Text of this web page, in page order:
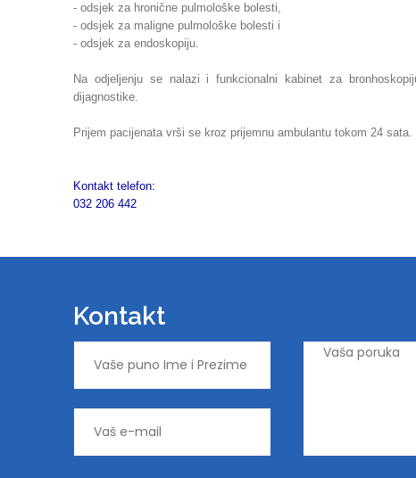
- odsjek za hronične pulmološke bolesti,
- odsjek za maligne pulmološke bolesti i
- odsjek za endoskopiju.
Na odjeljenju se nalazi i funkcionalni kabinet za
dijagnostike.
Prijem pacijenata vrši se kroz prijemnu ambulantu tokom 24 sata.
Kontakt telefon:
032 206 442
Kontakt